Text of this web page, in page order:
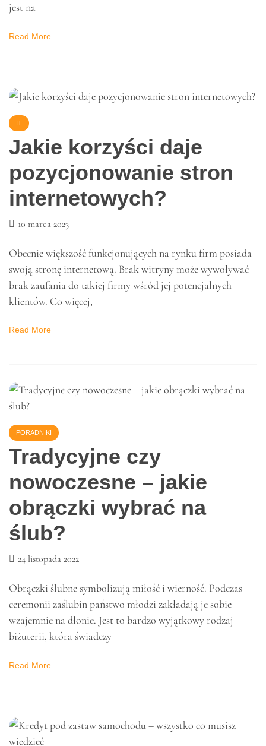
Skąd biorą się
zadłużenia?
Zadłużenia to temat, który nieustannie towarzyszy
dzisiejszych czasach, kiedy dostęp do kredytów i pożyczek
jest na
Read More
IT
Jakie korzyści daje
pozycjonowanie stron
internetowych?
Obecnie większość funkcjonujących na rynku firm posiada
swoją stronę internetową. Brak witryny może wywoływać
klientów. Co więcej,
Read More
PORADNIKI
Tradycyjne czy
nowoczesne – jakie
obrączki wybrać na
ślub?
Obrączki ślubne symbolizują miłość i wierność. Podczas
ceremonii zaślubin państwo młodzi zakładają je sobie